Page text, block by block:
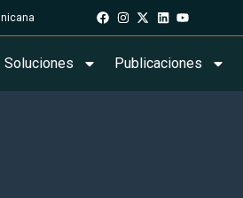
Soluciones Publicaciones